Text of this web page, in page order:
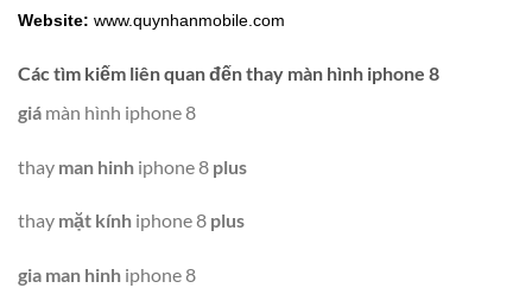
Website: www.quynhanmobile.com
Các tìm kiếm liên quan đến thay màn hình iphone 8
giá màn hình iphone 8
thay man hinh iphone 8 plus
thay mặt kính iphone 8 plus
gia man hinh iphone 8